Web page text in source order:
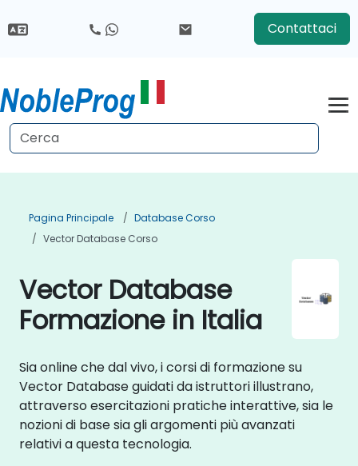
Contattaci
Pagina Principale
Database Corso
Vector Database Corso
Vector Database
Formazione in Italia
Sia online che dal vivo, i corsi di formazione su
Vector Database guidati da istruttori illustrano,
attraverso esercitazioni pratiche interattive, sia le
nozioni di base sia gli argomenti più avanzati
relativi a questa tecnologia.